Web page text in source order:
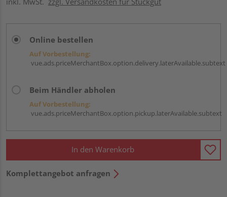
Online bestellen
Auf Vorbestellung:
vue.ads.priceMerchantBox.option.delivery.laterAvailable.subtext
Beim Händler abholen
Auf Vorbestellung:
vue.ads.priceMerchantBox.option.pickup.laterAvailable.subtext
In den Warenkorb
Komplettangebot anfragen